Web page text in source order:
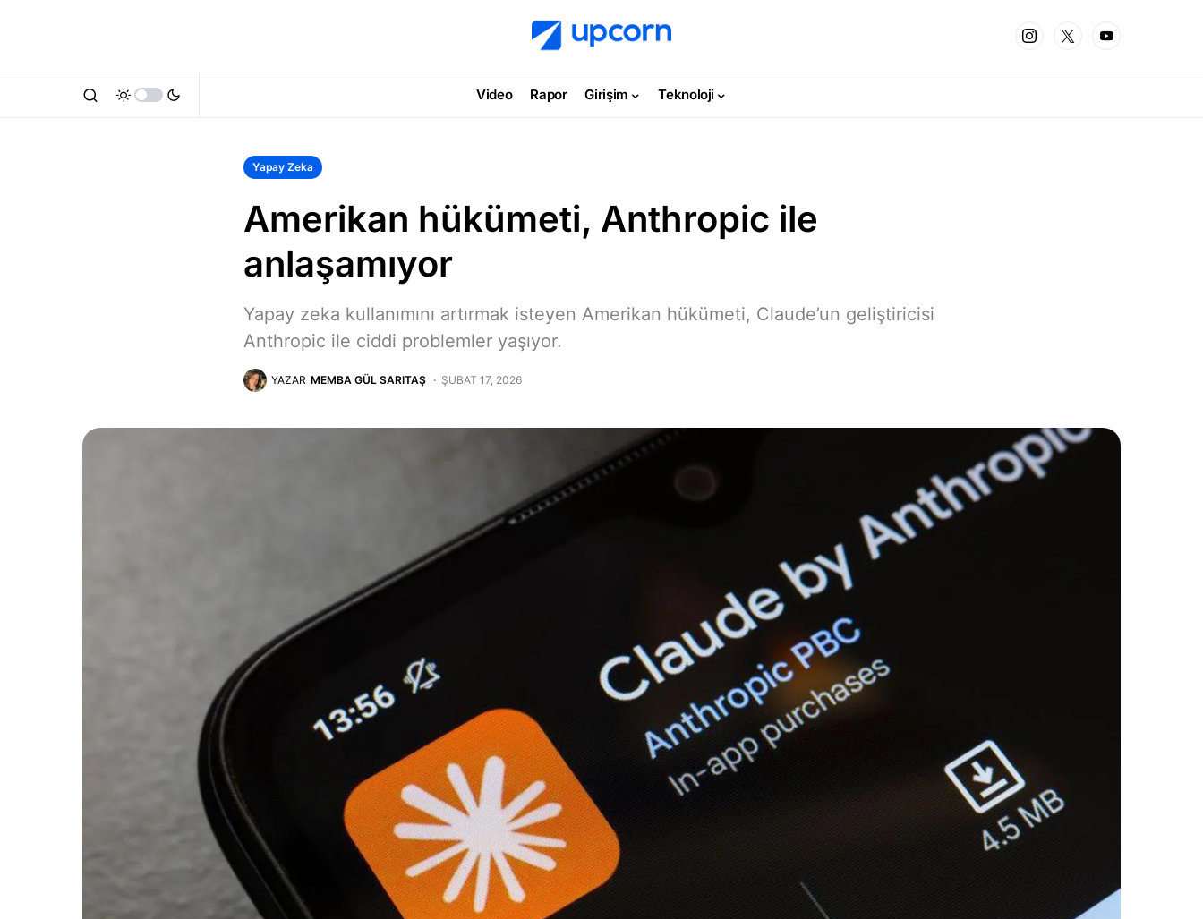
Video Rapor Girişim Teknoloji
Yapay Zeka
Amerikan hükümeti, Anthropic ile
anlaşamıyor
Yapay zeka kullanımını artırmak isteyen Amerikan hükümeti, Claude’un geliştiricisi
Anthropic ile ciddi problemler yaşıyor.
YAZAR MEMBA GÜL SARITAŞ ŞUBAT 17, 2026